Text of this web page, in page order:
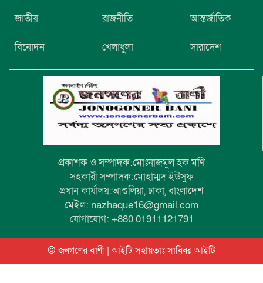
নিখোঁজের তিনদিন পর মাইক্রোবাস চালকের
মরদেহ উদ্ধার
উচ্চ বিদ্যালয়ের ৮১তম বার্ষিক ক্রীড়া
জাতীয় রাজনীতি আন্তর্জাতিক
বিনোদন খেলাধুলা সারাদেশ
প্রকাশক ও সম্পাদক:মোঃনাজমুল হক মণি
সহকারী সম্পাদক:মোহাম্মদ ইউসুফ
প্রধান কার্যালয়:আশুলিয়া, ঢাকা, বাংলাদেশ
মেইল: nazhaque16@gmail.com
যোগাযোগ: +880 01911121791
© জনগণের বাণী | আইটি সহায়তাঃসাব্বির আইটি